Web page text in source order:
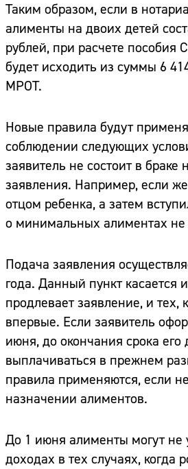
Таким образом, если в
алименты на двоих детей
рублей, при расчете пособия
будет исходить из суммы 6
МРОТ.
Новые правила будут
соблюдении следующих
заявитель не состоит в
заявления. Например, если
отцом ребенка, а затем
о минимальных алиментах не
Подача заявления
года. Данный пункт касается
продлевает заявление, и тех,
впервые. Если заявитель
июня, до окончания срока его
выплачиваться в прежнем
правила применяются, если
назначении алиментов.
До 1 июня алименты могут не
доходах в тех случаях, когда